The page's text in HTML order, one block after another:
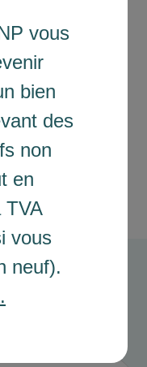
vous
bien
des
non
en
TVA
vous
neuf).